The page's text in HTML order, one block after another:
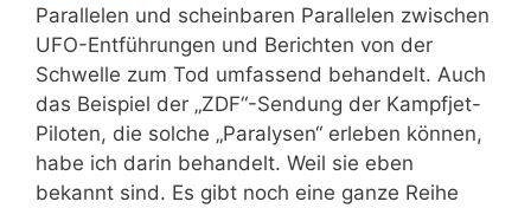
Parallelen und scheinbaren Parallelen zwischen
UFO-Entführungen und Berichten von der
Schwelle zum Tod umfassend behandelt. Auch
das Beispiel der „ZDF“-Sendung der Kampfjet-
Piloten, die solche „Paralysen“ erleben können,
habe ich darin behandelt. Weil sie eben
bekannt sind. Es gibt noch eine ganze Reihe